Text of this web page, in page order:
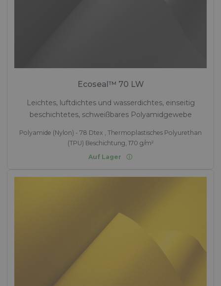
Ecoseal™ 70 LW
Leichtes, luftdichtes und wasserdichtes, einseitig
beschichtetes, schweißbares Polyamidgewebe
Polyamide (Nylon) - 78 Dtex , Thermoplastisches Polyurethan
(TPU) Beschichtung, 170 g/m²
Auf Lager